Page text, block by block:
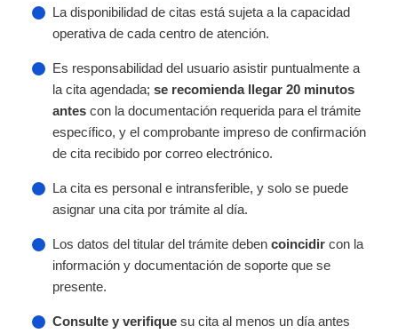
La disponibilidad de citas está sujeta a la capacidad
operativa de cada centro de atención.
Es responsabilidad del usuario asistir puntualmente a
la cita agendada; se recomienda llegar 20 minutos
antes con la documentación requerida para el trámite
específico, y el comprobante impreso de confirmación
de cita recibido por correo electrónico.
La cita es personal e intransferible, y solo se puede
asignar una cita por trámite al día.
Los datos del titular del trámite deben coincidir con la
información y documentación de soporte que se
presente.
Consulte y verifique su cita al menos un día antes